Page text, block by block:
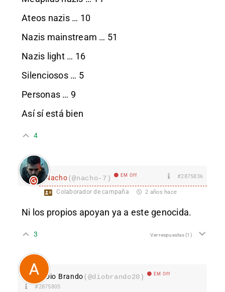
Ateos nazis … 10
Nazis mainstream … 51
Nazis light … 16
Silenciosos … 5
Personas … 9
Así sí está bien
4
Nacho(@nacho-7) EM Off #2875836
Colaborador de campaña 2 años hace
Ni los propios apoyan ya a este genocida.
3 Ver respuestas(1)
Dio Brando(@diobrando20) EM Off
#2875805